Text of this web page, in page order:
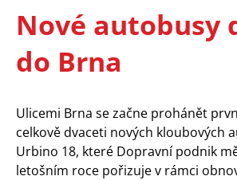
navigace
Nové autobusy
do Brna
Ulicemi Brna se začne prohánět
celkově dvaceti nových kloubových
Urbino 18, které Dopravní podnik
letošním roce pořizuje v rámci